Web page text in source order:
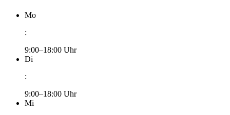
Mo
:
9:00–18:00 Uhr
Di
:
9:00–18:00 Uhr
Mi